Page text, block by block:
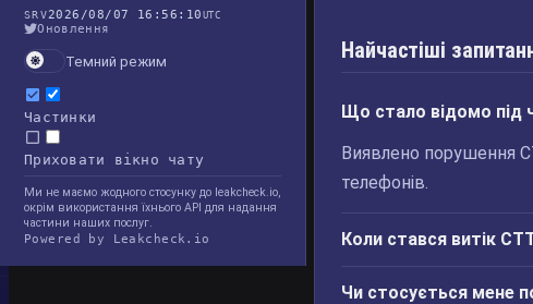
SRV2026/08/07 16:56:10UTC
Оновлення
Темний режим
Частинки
Приховати вікно чату
Ми не маємо жодного стосунку до leakcheck.io,
окрім використання їхнього API для надання
частини наших послуг.
Powered by Leakcheck.io
Найчастіші
Що стало відомо під
Виявлено порушення
телефонів.
Коли стався витік
Чи стосується мене